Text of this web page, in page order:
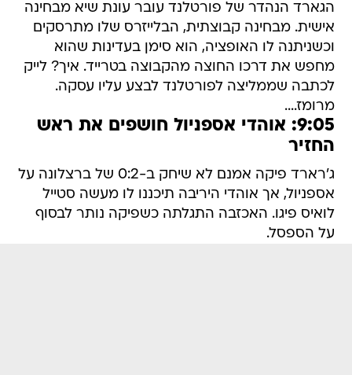
הגארד הנהדר של פורטלנד עובר עונת שיא מבחינה
אישית. מבחינה קבוצתית, הבלייזרס שלו מתרסקים
וכשניתנה לו האופציה, הוא סימן בעדינות שהוא
מחפש את דרכו החוצה מהקבוצה בטרייד. איך? לייק
לכתבה שממליצה לפורטלנד לבצע עליו עסקה.
מרומז....
9:05: אוהדי אספניול חושפים את ראש
החזיר
ג'רארד פיקה אמנם לא שיחק ב-0:2 של ברצלונה על
אספניול, אך אוהדי היריבה תיכננו לו מעשה סטייל
לואיס פיגו. האכזבה התגלתה כשפיקה נותר לבסוף
על הספסל.